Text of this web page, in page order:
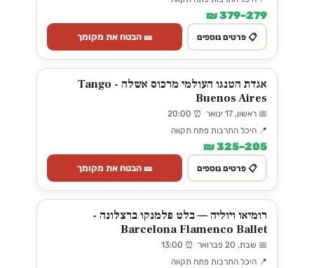
279–379 ₪
📋 פרטים נוספים 🎫 הבטח את מקומך
אגדת הטנגו העולמי מרכוס אשלה - Tango
Buenos Aires
📅 ראשון, 17 ינואר ⏰ 20:00
📍 היכל התרבות פתח תקווה
205–325 ₪
📋 פרטים נוספים 🎫 הבטח את מקומך
רומיאו ויוליה — בלט פלמנקו ברצלונה -
Barcelona Flamenco Ballet
📅 שבת, 20 פברואר ⏰ 13:00
📍 היכל התרבות פתח תקווה